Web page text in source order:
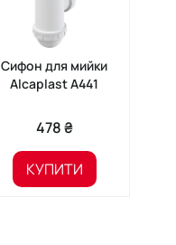
Сифон для мийки
Alcaplast A441
478 ₴
КУПИТИ